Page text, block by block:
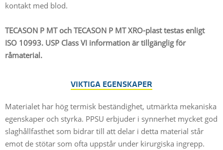
kontakt med blod.
TECASON P MT och TECASON P MT XRO-plast testas enligt
ISO 10993. USP Class VI information är tillgänglig för
råmaterial.
VIKTIGA EGENSKAPER
Materialet har hög termisk beständighet, utmärkta mekaniska
egenskaper och styrka. PPSU erbjuder i synnerhet mycket god
slaghållfasthet som bidrar till att delar i detta material står
emot de stötar som ofta uppstår under kirurgiska ingrepp.